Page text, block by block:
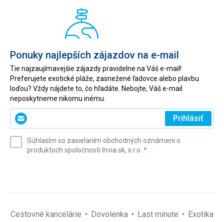
Ponuky najlepších zájazdov na e-mail
Tie najzaujímavejšie zájazdy pravidelne na Váš e-mail!
Preferujete exotické pláže, zasnežené ľadovce alebo plavbu
loďou? Vždy nájdete to, čo hľadáte. Nebojte, Váš e-mail
neposkytneme nikomu inému.
Zadajte
svoj
(povinné)
Prihlásiť
Súhlasím so zasielaním obchodných oznámení o
produktoch spoločnosti Invia.sk, s.r.o. *(povinné)
Cestovné kancelárie Dovolenka Last minute
Exotika